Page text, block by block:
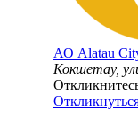
АО Alatau
Кокшетау,